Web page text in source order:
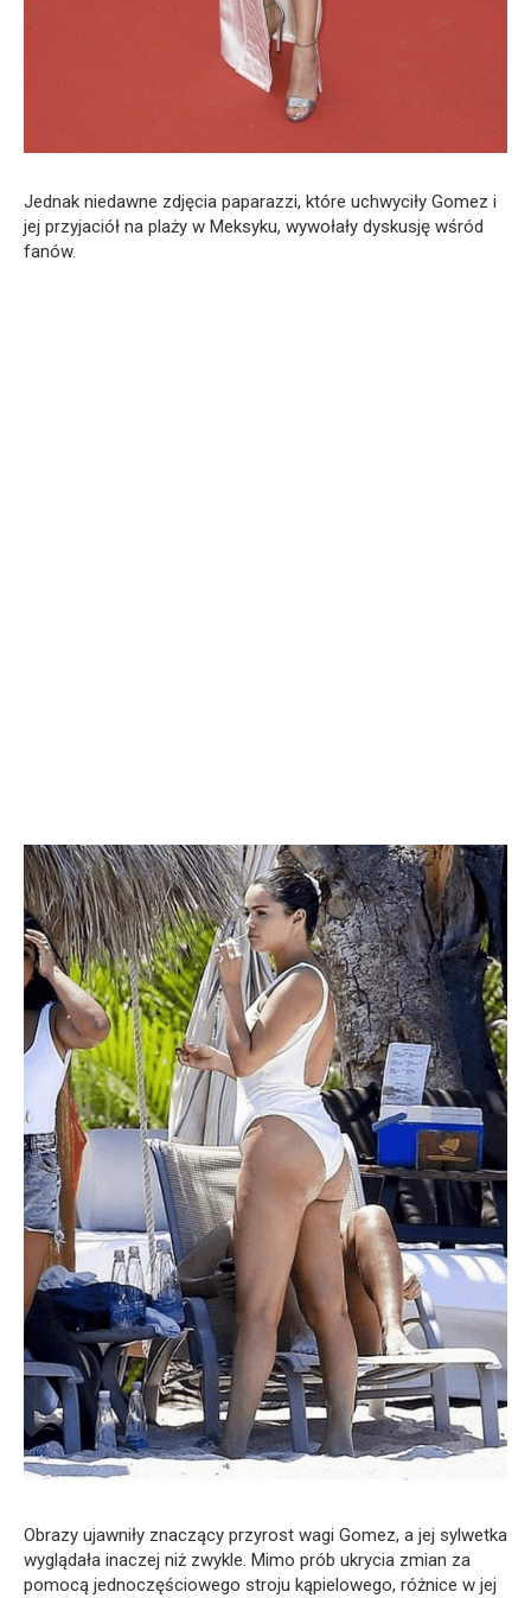
Jednak niedawne zdjęcia paparazzi, które uchwyciły Gomez i
jej przyjaciół na plaży w Meksyku, wywołały dyskusję wśród
fanów.
Obrazy ujawniły znaczący przyrost wagi Gomez, a jej sylwetka
wyglądała inaczej niż zwykle. Mimo prób ukrycia zmian za
pomocą jednoczęściowego stroju kąpielowego, różnice w jej